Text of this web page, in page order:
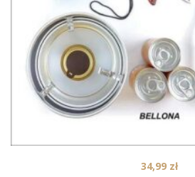
34,99 zł